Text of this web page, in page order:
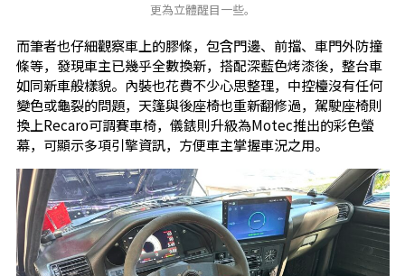
更為立體醒目一些。
而筆者也仔細觀察車上的膠條，包含門邊、前擋、車門外防撞
條等，發現車主已幾乎全數換新，搭配深藍色烤漆後，整台車
如同新車般樣貌。內裝也花費不少心思整理，中控檯沒有任何
變色或龜裂的問題，天篷與後座椅也重新翻修過，駕駛座椅則
換上Recaro可調賽車椅，儀錶則升級為Motec推出的彩色螢
幕，可顯示多項引擎資訊，方便車主掌握車況之用。